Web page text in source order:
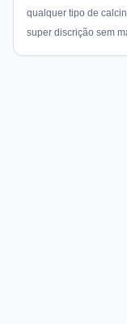
qualquer tipo de
super discrição sem